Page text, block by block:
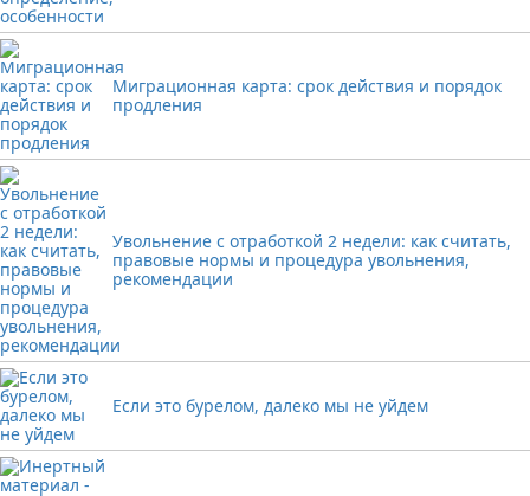
Миграционная карта: срок действия и порядок
продления
Увольнение с отработкой 2 недели: как считать,
правовые нормы и процедура увольнения,
рекомендации
Если это бурелом, далеко мы не уйдем